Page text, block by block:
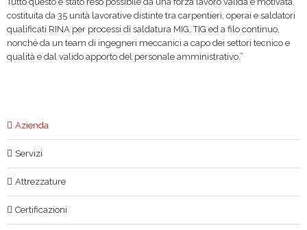
costituita da 35 unità lavorative distinte tra carpentieri, operai e saldatori
qualificati RINA per processi di saldatura MIG, TIG ed a filo continuo,
nonché da un team di ingegneri meccanici a capo dei settori tecnico e
qualità e dal valido apporto del personale amministrativo.”
Azienda
Servizi
Attrezzature
Certificazioni